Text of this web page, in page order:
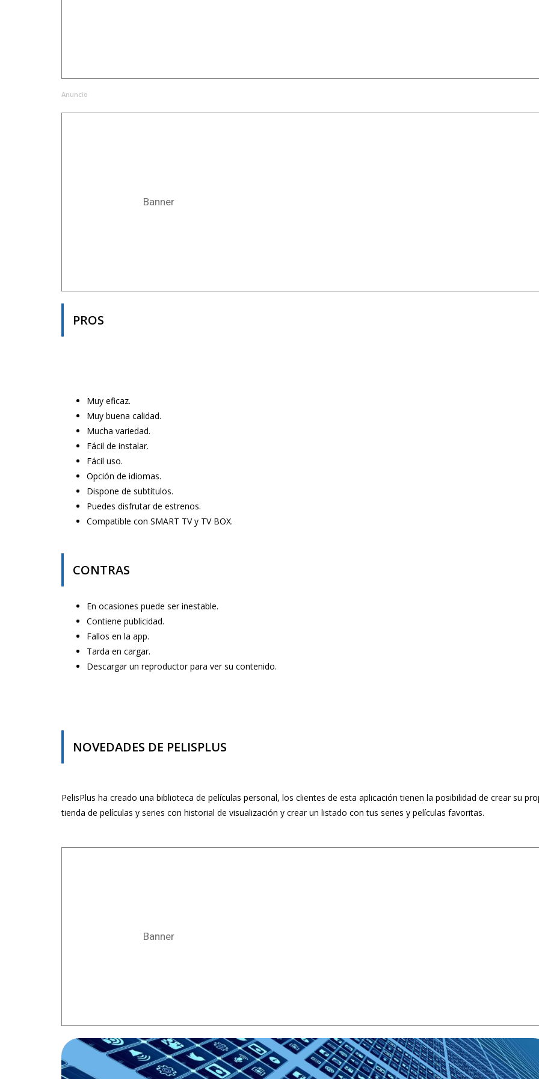
Anuncio
Banner
PROS
Muy eficaz.
Muy buena calidad.
Mucha variedad.
Fácil de instalar.
Fácil uso.
Opción de idiomas.
Dispone de subtítulos.
Puedes disfrutar de estrenos.
Compatible con SMART TV y TV BOX.
CONTRAS
En ocasiones puede ser inestable.
Contiene publicidad.
Fallos en la app.
Tarda en cargar.
Descargar un reproductor para ver su contenido.
NOVEDADES DE PELISPLUS
PelisPlus ha creado una biblioteca de películas personal, los clientes de esta aplicación tienen la posibilidad de crear su
tienda de películas y series con historial de visualización y crear un listado con tus series y películas favoritas.
Banner